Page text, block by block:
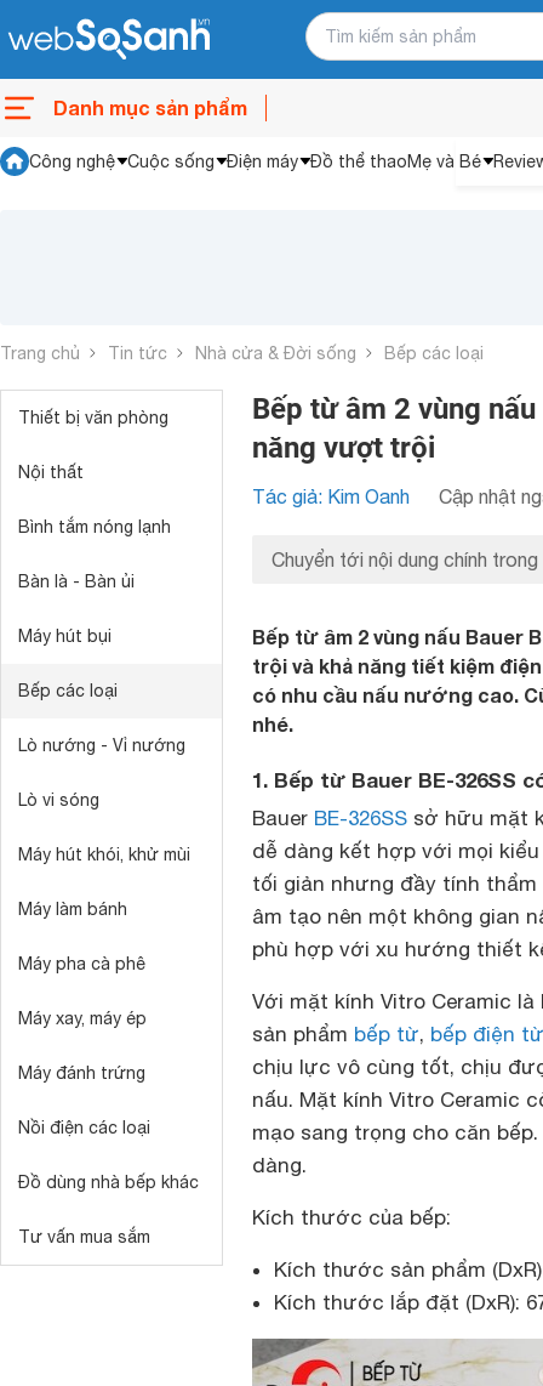
Danh mục sản phẩm
Công nghệ Cuộc sống Điện máy Đồ thể thaoMẹ và Bé
Trang chủ Tin tức Nhà cửa & Đời sống Bếp các loại
Thiết bị văn phòng
Nội thất
Bình tắm nóng lạnh
Bàn là - Bàn ủi
Máy hút bụi
Bếp các loại
Lò nướng - Vỉ nướng
Lò vi sóng
Máy hút khói, khử mùi
Máy làm bánh
Máy pha cà phê
Máy xay, máy ép
Máy đánh trứng
Nồi điện các loại
Đồ dùng nhà bếp khác
Tư vấn mua sắm
Bếp từ âm 2 vùng
năng vượt trội
Tác giả: Kim Oanh Cập nhật
Chuyển tới nội dung chính trong
Bếp từ âm 2 vùng nấu Bauer
trội và khả năng tiết kiệm
có nhu cầu nấu nướng cao.
nhé.
1. Bếp từ Bauer BE-326SS
Bauer BE-326SS sở hữu mặt
dễ dàng kết hợp với mọi
tối giản nhưng đầy tính thẩm
âm tạo nên một không gian
phù hợp với xu hướng thiết
Với mặt kính Vitro Ceramic
sản phẩm bếp từ, bếp điện từ
chịu lực vô cùng tốt, chịu
nấu. Mặt kính Vitro Ceramic
mạo sang trọng cho căn
dàng.
Kích thước của bếp:
Kích thước sản phẩm
Kích thước lắp đặt (DxR):